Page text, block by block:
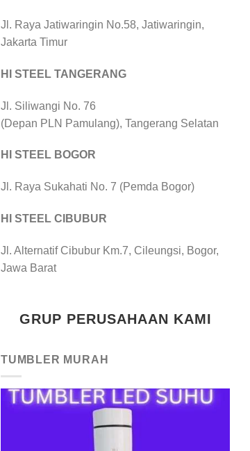
Jl. Raya Jatiwaringin No.58, Jatiwaringin,
Jakarta Timur
HI STEEL TANGERANG
Jl. Siliwangi No. 76
(Depan PLN Pamulang), Tangerang Selatan
HI STEEL BOGOR
Jl. Raya Sukahati No. 7 (Pemda Bogor)
HI STEEL CIBUBUR
Jl. Alternatif Cibubur Km.7, Cileungsi, Bogor,
Jawa Barat
GRUP PERUSAHAAN KAMI
TUMBLER MURAH